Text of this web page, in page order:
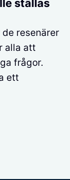
ställas
resenärer
alla att
frågor.
ett